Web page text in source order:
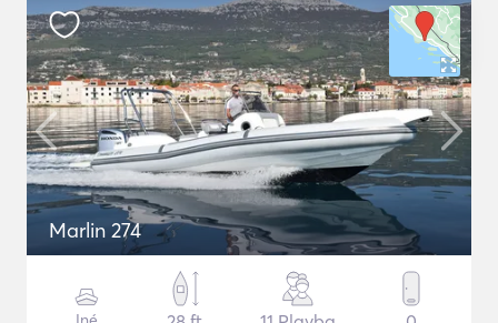
Marlin 274